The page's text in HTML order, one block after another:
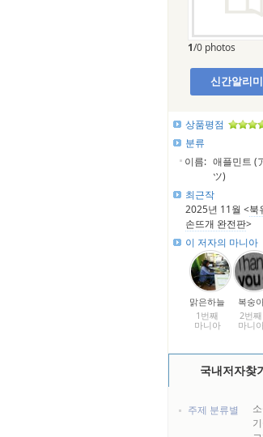
1/0 photos
신간알리
상품평점
분류
이름: 애플민트 (
ツ)
최근작
2025년 11월 <북
손뜨개 완전판>
이 저자의 마니아
맑은하늘
1번째
마니아
복숭
2번째
마니
국내저자찾
주제 분류별